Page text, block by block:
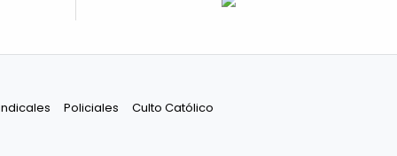
Policiales Culto Católico